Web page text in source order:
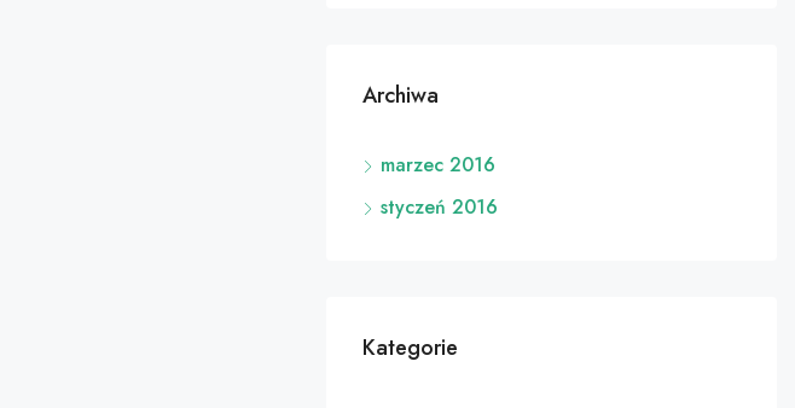
Archiwa
marzec 2016
styczeń 2016
Kategorie